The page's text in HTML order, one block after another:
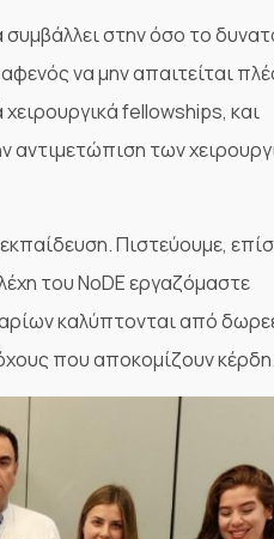
στην όσο το
να μην απαιτείται
fellowships, και
αντιμετώπιση των
Πιστεύουμε,
του NoDE εργαζόμαστε
καλύπτονται από
που αποκομίζουν